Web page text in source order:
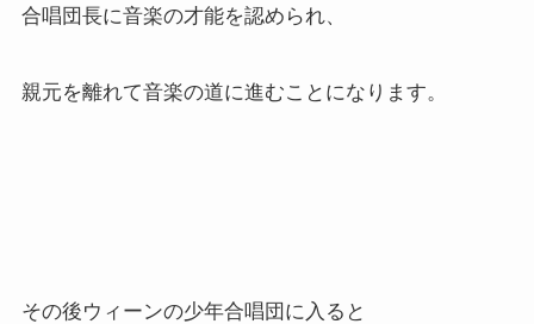
合唱団長に音楽の才能を認められ、
親元を離れて音楽の道に進むことになります。
その後ウィーンの少年合唱団に入ると